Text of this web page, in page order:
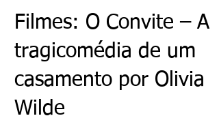
Ricardo Bonacorci
há 6 dias
Filmes: O Convite – A
tragicomédia de um
casamento por Olivia